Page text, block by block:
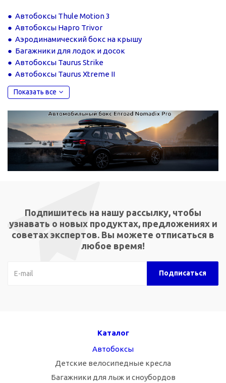
Автобоксы Thule Motion 3
Автобоксы Hapro Trivor
Аэродинамический бокс на крышу
Багажники для лодок и досок
Автобоксы Taurus Strike
Автобоксы Taurus Xtreme II
Показать все
Подпишитесь на нашу рассылку, чтобы
узнавать о новых продуктах, предложениях и
советах экспертов. Вы можете отписаться в
любое время!
Каталог
Автобоксы
Детские велосипедные кресла
Багажники для лыж и сноубордов